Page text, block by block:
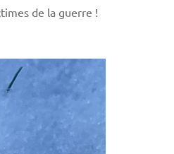
de la guerre !